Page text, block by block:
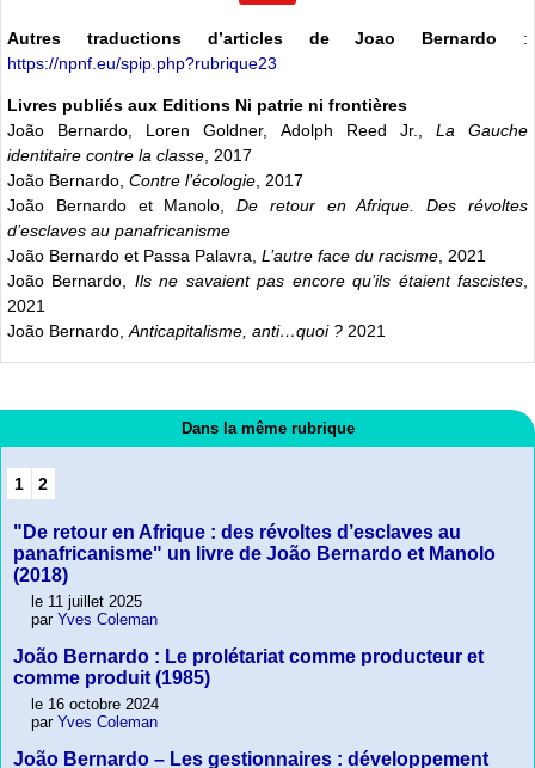
Autres traductions d’articles de Joao Bernardo :
https://npnf.eu/spip.php?rubrique23
Livres publiés aux Editions Ni patrie ni frontières
João Bernardo, Loren Goldner, Adolph Reed Jr., La Gauche
identitaire contre la classe , 2017
João Bernardo, Contre l’écologie , 2017
João Bernardo et Manolo,De retour en Afrique. Des révoltes
d’esclaves au panafricanisme
João Bernardo et Passa Palavra, L’autre face du racisme , 2021
João Bernardo, Ils ne savaient pas encore qu’ils étaient fascistes
2021
João Bernardo, Anticapitalisme, anti…quoi ? 2021
Dans la même rubrique
1 2
"De retour en Afrique : des révoltes d’esclaves au
panafricanisme" un livre de João Bernardo et Manolo
(2018)
le 11 juillet 2025
par Yves Coleman
João Bernardo : Le prolétariat comme producteur et
comme produit (1985)
le 16 octobre 2024
par Yves Coleman
João Bernardo – Les gestionnaires : développement